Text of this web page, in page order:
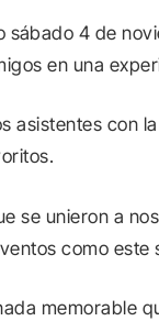
sábado 4 de
en una
asistentes con
se unieron a
como este
memorable